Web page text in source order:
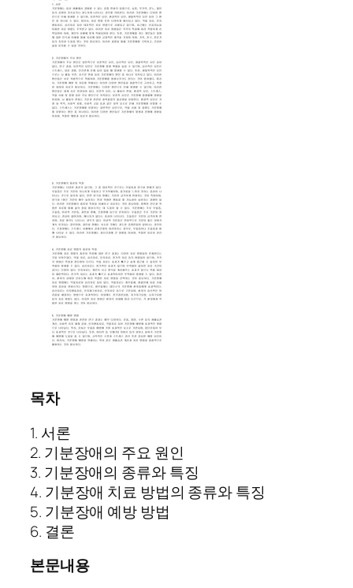
목차
1. 서론
2. 기분장애의 주요 원인
3. 기분장애의 종류와 특징
4. 기분장애 치료 방법의 종류와 특징
5. 기분장애 예방 방법
6. 결론
본문내용